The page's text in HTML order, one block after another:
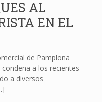
AL
EN EL
de Pamplona
a los recientes
a diversos